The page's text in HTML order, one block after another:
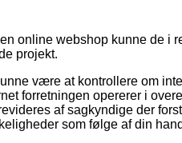
online webshop kunne de i
projekt.
være at kontrollere om
forretningen opererer i
af sagkyndige der
som følge af din